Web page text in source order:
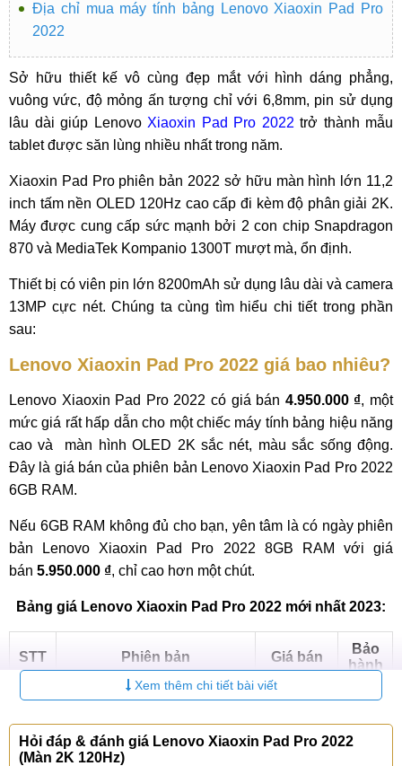
Địa chỉ mua máy tính bảng Lenovo Xiaoxin Pad Pro
2022
Sở hữu thiết kế vô cùng đẹp mắt với hình dáng phẳng,
vuông vức, độ mỏng ấn tượng chỉ với 6,8mm, pin sử dụng
lâu dài giúp Lenovo Xiaoxin Pad Pro 2022 trở thành mẫu
tablet được săn lùng nhiều nhất trong năm.
Xiaoxin Pad Pro phiên bản 2022 sở hữu màn hình lớn 11,2
inch tấm nền OLED 120Hz cao cấp đi kèm độ phân giải 2K.
Máy được cung cấp sức mạnh bởi 2 con chip Snapdragon
870 và MediaTek Kompanio 1300T mượt mà, ổn định.
Thiết bị có viên pin lớn 8200mAh sử dụng lâu dài và camera
13MP cực nét. Chúng ta cùng tìm hiểu chi tiết trong phần
sau:
Lenovo Xiaoxin Pad Pro 2022 giá bao nhiêu?
Lenovo Xiaoxin Pad Pro 2022 có giá bán 4.950.000 ₫, một
mức giá rất hấp dẫn cho một chiếc máy tính bảng hiệu năng
cao và màn hình OLED 2K sắc nét, màu sắc sống động.
Đây là giá bán của phiên bản Lenovo Xiaoxin Pad Pro 2022
6GB RAM.
Nếu 6GB RAM không đủ cho bạn, yên tâm là có ngày phiên
bản Lenovo Xiaoxin Pad Pro 2022 8GB RAM với giá
bán 5.950.000 ₫, chỉ cao hơn một chút.
Bảng giá Lenovo Xiaoxin Pad Pro 2022 mới nhất 2023:
STT Phiên bản Giá bán
Bảo
hành
Lenovo Xiaoxin Pad Pro
4.950.000
12
2
Lenovo Xiaoxin Pad Pro
Xem thêm chi tiết bài viết
Hỏi đáp & đánh giá Lenovo Xiaoxin Pad Pro 2022
(Màn 2K 120Hz)